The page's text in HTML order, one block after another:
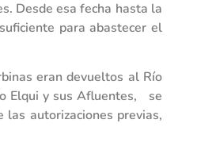
Desde esa fecha hasta la
para abastecer el
eran devueltos al Río
Elqui y sus Afluentes, se
autorizaciones previas,